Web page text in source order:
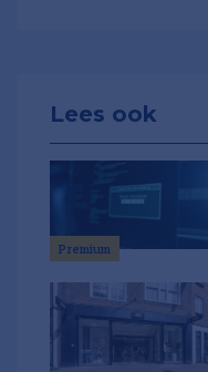
Lees ook
Premium